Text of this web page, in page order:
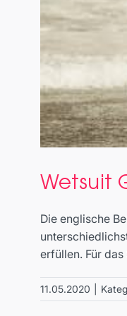
Wetsuit
Die englische
erfüllen. Für das
11.05.2020